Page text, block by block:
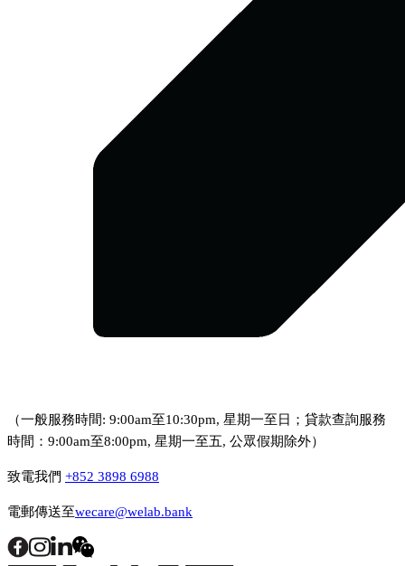
（一般服務時間: 9:00am至10:30pm, 星期一至日；貸款查詢服務
時間：9:00am至8:00pm, 星期一至五, 公眾假期除外）
致電我們 +852 3898 6988
電郵傳送至wecare@welab.bank